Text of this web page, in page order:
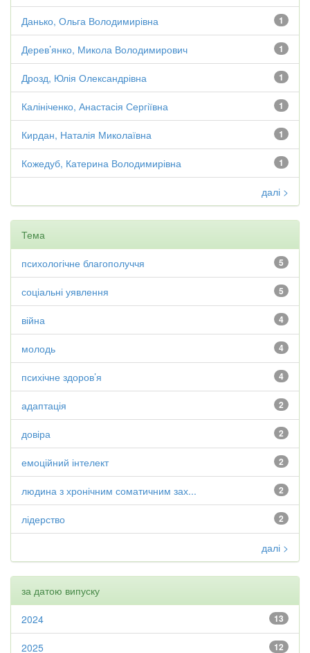
1
Данько, Ольга Володимирівна
1
Дерев’янко, Микола Володимирович
1
Дрозд, Юлія Олександрівна
1
Калініченко, Анастасія Сергіївна
1
Кирдан, Наталія Миколаївна
1
Кожедуб, Катерина Володимирівна
далі >
Тема
5
психологічне благополуччя
5
соціальні уявлення
4
війна
4
молодь
4
психічне здоров’я
2
адаптація
2
довіра
2
емоційний інтелект
2
людина з хронічним соматичним зах...
2
лідерство
далі >
за датою випуску
13
2024
12
2025